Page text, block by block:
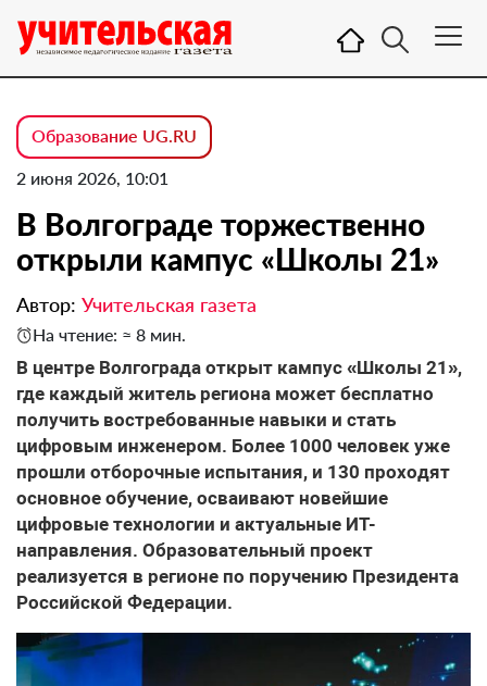
Образование UG.RU
2 июня 2026, 10:01
В Волгограде торжественно
открыли кампус «Школы 21»
Автор: Учительская газета
На чтение: ≈ 8 мин.
В центре Волгограда открыт кампус «Школы 21»,
где каждый житель региона может бесплатно
получить востребованные навыки и стать
цифровым инженером. Более 1000 человек уже
прошли отборочные испытания, и 130 проходят
основное обучение, осваивают новейшие
цифровые технологии и актуальные ИТ-
направления. Образовательный проект
реализуется в регионе по поручению Президента
Российской Федерации.